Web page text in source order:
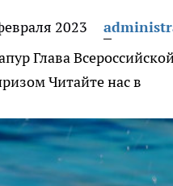
2023
Глава
Читайте нас в